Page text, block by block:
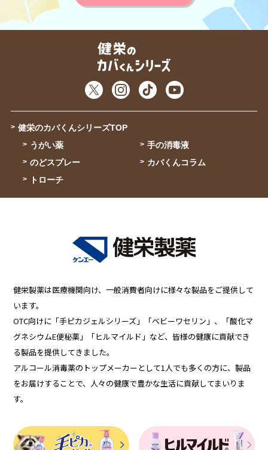
健栄のカバくんシリーズTOP
うがい薬
のどスプレー
トローチ
手の消毒液
カバくんコラム
健栄製薬は医療機関向け、一般消費者向けに様々な製品をご提供して
います。
OTC向けに「手ピカジェルシリーズ」「ベビーワセリン」、「酸化マ
グネシウムE便秘薬」「ヒルマイルド」など、皆様の健康に貢献でき
る製品を提供してきました。
アルコール消毒薬のトップメーカーとして1人でも多くの方に、製品
をお届けすることで、人々の健康で豊かな生活に貢献してまいりま
す。